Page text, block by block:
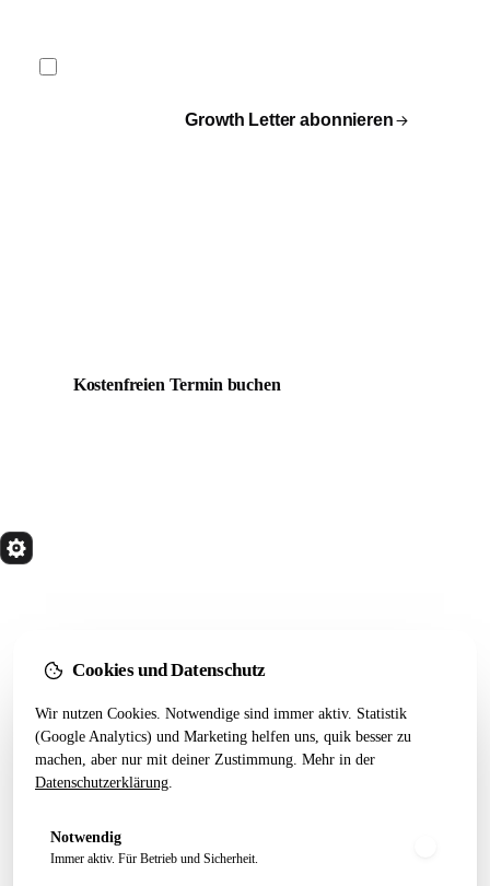
Growth Letter abonnieren
Kostenfreien Termin buchen
LEISTUNGEN
Alle Leistungen
Webseiten Aufbau
Conversion Tracking
RESSOURCEN
Startseiten-Test
Webdesign 2026
Cookies und Datenschutz
Wir nutzen Cookies. Notwendige sind immer aktiv. Statistik
(Google Analytics) und Marketing helfen uns, quik besser zu
machen, aber nur mit deiner Zustimmung. Mehr in der
Datenschutzerklärung
Notwendig
Immer aktiv. Für Betrieb und Sicherheit.